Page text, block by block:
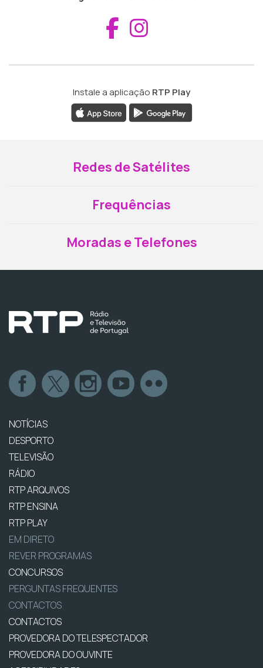
Aceder ao
Instale a aplicação RTP Play
Redes de Satélites
Frequências
Moradas e Telefones
NOTÍCIAS
DESPORTO
TELEVISÃO
RÁDIO
RTP ARQUIVOS
RTP ENSINA
RTP PLAY
EM DIRETO
REVER PROGRAMAS
CONCURSOS
PERGUNTAS FREQUENTES
CONTACTOS
CONTACTOS
PROVEDORA DO TELESPECTADOR
PROVEDORA DO OUVINTE